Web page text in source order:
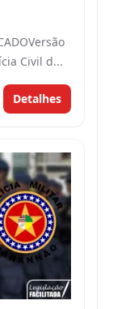
Civil d...
Detalhes